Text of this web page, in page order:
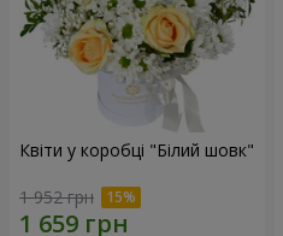
Квіти у коробці "Білий шовк"
1 952 грн